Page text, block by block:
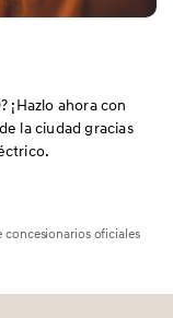
¡Hazlo ahora con
la ciudad gracias
oficiales